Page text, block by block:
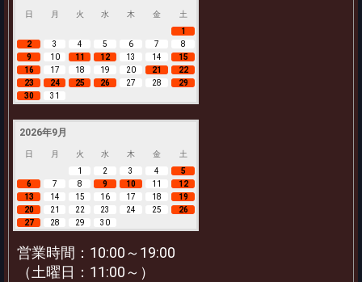
日 月 火 水 木 金
土
1
2
3 4 5 6 7
8
9
10 11 12 13 14
15
16
17 18 19 20 21
22
23
24 25 26 27 28
29
30
31
2026年9月
日 月 火 水 木 金
土
1
2 3 4
5
6
7 8 9 10 11
12
13
14 15 16 17 18
19
20
21 22 23 24 25
26
27
28 29 30
営業時間：10:00～19:00
（土曜日：11:00～）